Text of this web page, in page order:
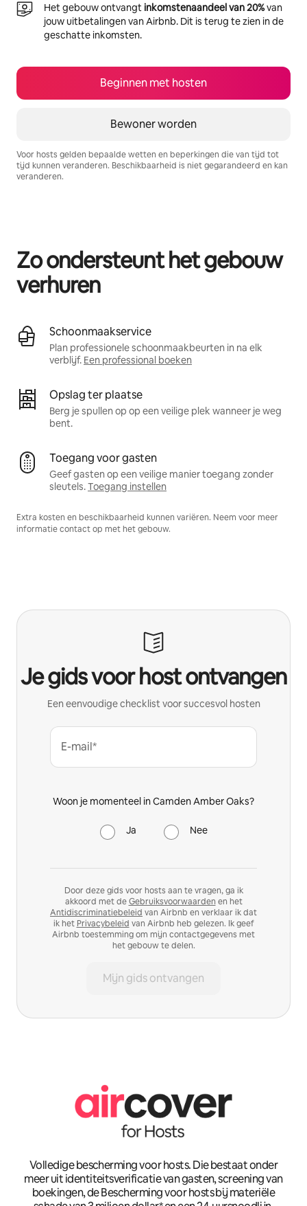
Het gebouw ontvangtinkomstenaandeel van 20%van
jouw uitbetalingen van Airbnb. Dit is terug te zien in de
geschatte inkomsten.
Beginnen met hosten
Bewoner worden
Voor hosts gelden bepaalde wetten en beperkingen die van tijd tot
tijd kunnen veranderen. Beschikbaarheid is niet gegarandeerd en kan
veranderen.
Zo ondersteunt het gebouw
verhuren
Schoonmaakservice
Plan professionele schoonmaakbeurten in na elk
verblijf. Een professional boeken
Opslag ter plaatse
Berg je spullen op op een veilige plek wanneer je weg
bent.
Toegang voor gasten
Geef gasten op een veilige manier toegang zonder
sleutels.Toegang instellen
Extra kosten en beschikbaarheid kunnen variëren. Neem voor meer
informatie contact op met het gebouw.
Je gids voor host ontvangen
Een eenvoudige checklist voor succesvol hosten
E-mail*
Woon je momenteel in Camden Amber Oaks?
Ja Nee
Door deze gids voor hosts aan te vragen, ga ik
akkoord met deGebruiksvoorwaarden en het
Antidiscriminatiebeleid van Airbnb en verklaar ik dat
ik het Privacybeleid van Airbnb heb gelezen. Ik geef
Airbnb toestemming om mijn contactgegevens met
het gebouw te delen.
Mijn gids ontvangen
Volledige bescherming voor hosts. Die bestaat onder
meer uit identiteitsverificatie van gasten, screening van
boekingen, de Bescherming voor hosts bij materiële